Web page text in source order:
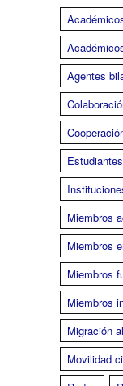
Agentes
Estudiantes
Miembros
Miembros
Miembros
Miembros
Migración
Movilidad